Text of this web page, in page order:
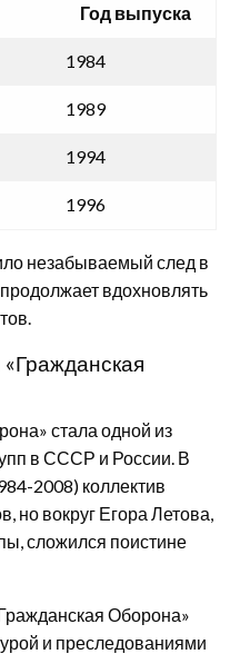
Год выпуска
1984
1989
1994
1996
незабываемый след в
вдохновлять
стала одной из
в СССР и России. В
2008) коллектив
но вокруг Егора Летова,
сложился поистине
Оборона»
и преследованиями